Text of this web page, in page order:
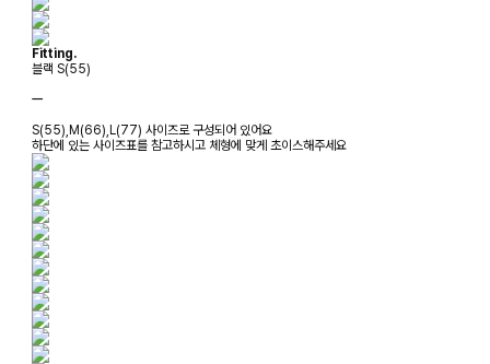
Fitting.
블랙 S(55)
ㅡ
S(55),M(66),L(77) 사이즈로 구성되어 있어요
하단에 있는 사이즈표를 참고하시고 체형에 맞게 초이스해주세요